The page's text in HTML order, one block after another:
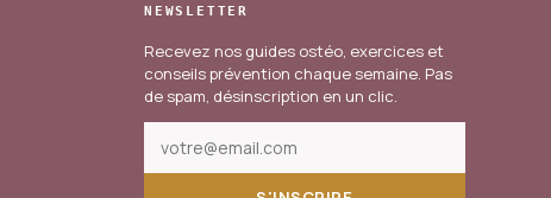
NEWSLETTER
Recevez nos guides ostéo, exercices et
conseils prévention chaque semaine. Pas
de spam, désinscription en un clic.